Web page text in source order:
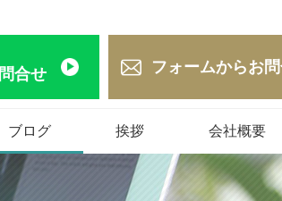
フォームからお
合せ
ブログ 挨拶 会社概要